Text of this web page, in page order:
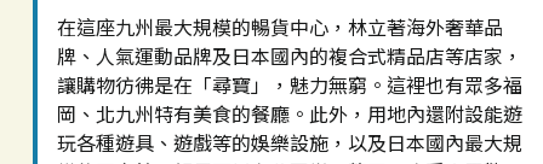
在這座九州最大規模的暢貨中心，林立著海外奢華品
牌、人氣運動品牌及日本國內的複合式精品店等店家，
讓購物彷彿是在「尋寶」，魅力無窮。這裡也有眾多福
岡、北九州特有美食的餐廳。此外，用地內還附設能遊
玩各種遊具、遊戲等的娛樂設施，以及日本國內最大規